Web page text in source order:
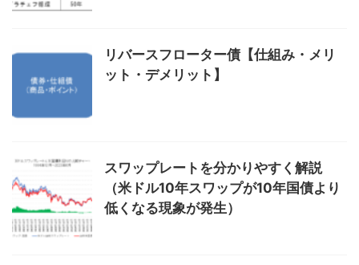
リバースフローター債【仕組み・メリ
ット・デメリット】
スワップレートを分かりやすく解説
（米ドル10年スワップが10年国債より
低くなる現象が発生）